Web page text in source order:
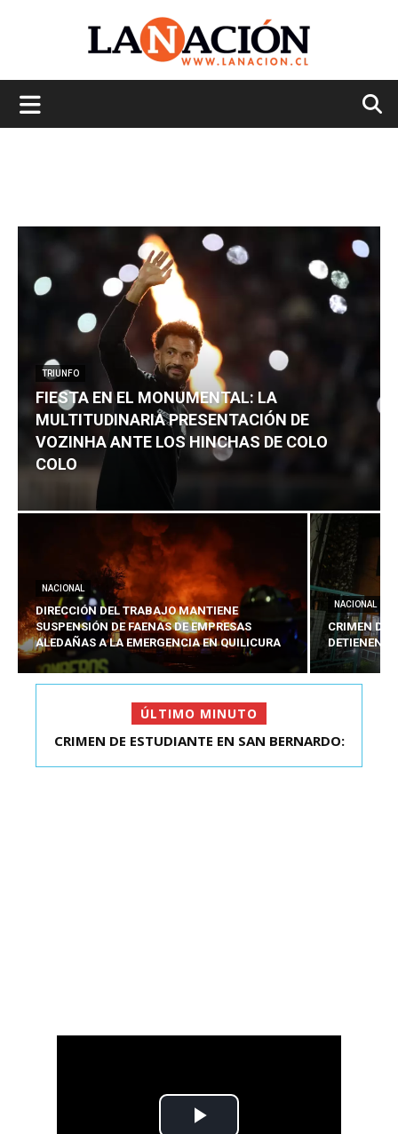
TRIUNFO
FIESTA EN EL MONUMENTAL: LA
MULTITUDINARIA PRESENTACIÓN DE
VOZINHA ANTE LOS HINCHAS DE COLO
COLO
NACIONAL
DIRECCIÓN DEL TRABAJO MANTIENE
SUSPENSIÓN DE FAENAS DE EMPRESAS
ALEDAÑAS A LA EMERGENCIA EN QUILICURA
NACIONAL
CRIMEN DE
DETIENEN
ÚLTIMO MINUTO
FIESTA EN EL MONUMENTAL: LA